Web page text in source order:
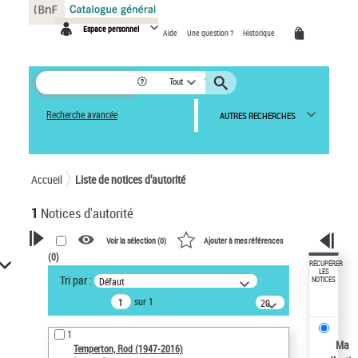
Espace personnel Aide Une question ? Historique
Tout
Recherche avancée AUTRES RECHERCHES
Accueil Liste de notices d’autorité
1 Notices d'autorité
VOTRE RECHERCHE
Recherche avancée dans les
notices d’autorité
Œuvres liées à l'auteur :
Temperton, Rod (1947-2016)
Voir la sélection (0) Ajouter à mes références
(0)
Tri par : Défaut
sur 1
20
résultats/page
1
Temperton, Rod (1947-2016)
RÉCUPÉRER
LES
NOTICES
Ma
Panneau de gestion des cookies